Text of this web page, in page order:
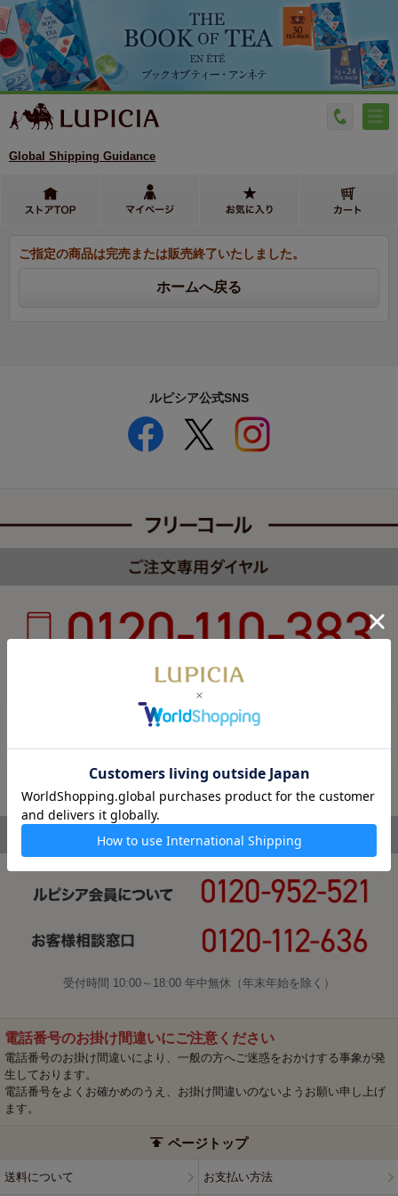
Global Shipping Guidance
ご指定の商品は完売または販売終了いたしました。
ルピシア公式SNS
カスタマーハラスメントについて
受付時間 10:00～18:00 年中無休（年末年始を除く）
電話番号のお掛け間違いにご注意ください
電話番号のお掛け間違いにより、一般の方へご迷惑をおかけする事象が発
生しております。
電話番号をよくお確かめのうえ、お掛け間違いのないようお願い申し上げ
ます。
ページトップ
送料について お支払い方法